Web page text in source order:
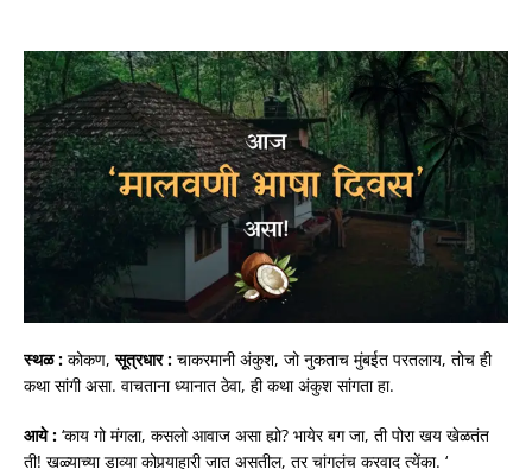
स्थळ : कोकण,सूत्रधार : चाकरमानी अंकुश, जो नुकताच मुंबईत परतलाय, तोच ही
कथा सांगी असा. वाचताना ध्यानात ठेवा, ही कथा अंकुश सांगता हा.
आये : ‘काय गो मंगला, कसलो आवाज असा ह्यो? भायेर बग जा, ती पोरा खय खेळतंत
ती! खळ्याच्या डाव्या कोपर्‍याहारी जात असतील, तर चांगलंच करवाद त्येंका. ‘